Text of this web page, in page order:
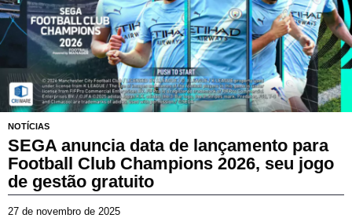
d
e
2
0
6
NOTÍCIAS
SEGA anuncia data de lançamento para
Football Club Champions 2026, seu jogo
de gestão gratuito
27 de novembro de 2025